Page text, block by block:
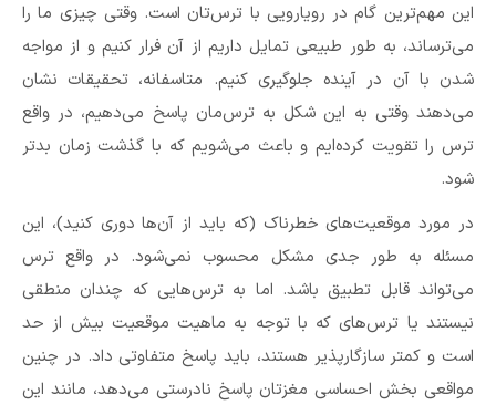
این مهم‌ترین گام در رویارویی با ترس‌تان است. وقتی چیزی ما را
می‌ترساند، به طور طبیعی تمایل داریم از آن فرار کنیم و از مواجه
شدن با آن در آینده جلوگیری کنیم. متاسفانه، تحقیقات نشان
می‌دهند وقتی به این شکل به ترس‌مان پاسخ می‌دهیم، در واقع
ترس را تقویت کرده‌ایم و باعث می‌شویم که با گذشت زمان بد‌تر
شود.
در مورد موقعیت‌های خطرناک (که باید از آن‌ها دوری کنید)، این
مسئله به طور جدی مشکل محسوب نمی‌شود. در واقع ترس
می‌تواند قابل تطبیق باشد. اما به ترس‌هایی که چندان منطقی
نیستند یا ترس‌های که با توجه به ماهیت موقعیت بیش از حد
است و کمتر سازگارپذیر هستند، باید پاسخ متفاوتی داد. در چنین
مواقعی بخش احساسی مغز‌تان پاسخ نادرستی می‌دهد، مانند این